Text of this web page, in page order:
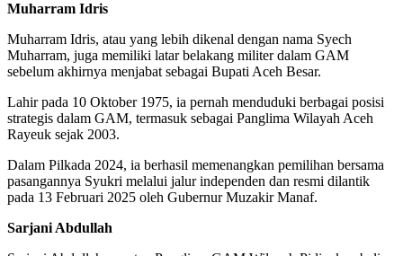
Muharram Idris
Muharram Idris, atau yang lebih dikenal dengan nama Syech
Muharram, juga memiliki latar belakang militer dalam GAM
sebelum akhirnya menjabat sebagai Bupati Aceh Besar.
Lahir pada 10 Oktober 1975, ia pernah menduduki berbagai posisi
strategis dalam GAM, termasuk sebagai Panglima Wilayah Aceh
Rayeuk sejak 2003.
Dalam Pilkada 2024, ia berhasil memenangkan pemilihan bersama
pasangannya Syukri melalui jalur independen dan resmi dilantik
pada 13 Februari 2025 oleh Gubernur Muzakir Manaf.
Sarjani Abdullah